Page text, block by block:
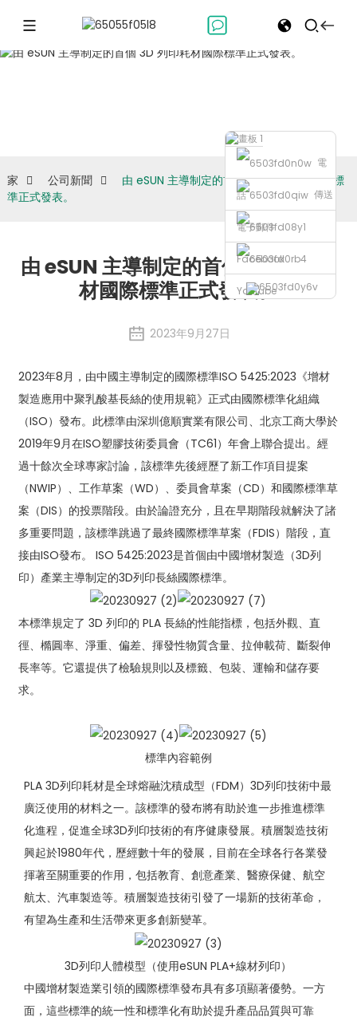
電
話 傳送
電子郵件
Facebook
Youtube
家 公司新聞
由 eSUN 主導制定的首個 3D 列印耗材國際標
準正式發表。
由 eSUN 主導制定的首個 3D 列印耗
材國際標準正式發表。
2023年9月27日
2023年8月，由中國主導制定的國際標準ISO 5425:2023《增材
製造應用中聚乳酸基長絲的使用規範》正式由國際標準化組織
（ISO）發布。此標準由深圳億順實業有限公司、北京工商大學於
2019年9月在ISO塑膠技術委員會（TC61）年會上聯合提出。經
過十餘次全球專家討論，該標準先後經歷了新工作項目提案
（NWIP）、工作草案（WD）、委員會草案（CD）和國際標準草
案（DIS）的投票階段。由於論證充分，且在早期階段就解決了諸
多重要問題，該標準跳過了最終國際標準草案（FDIS）階段，直
接由ISO發布。 ISO 5425:2023是首個由中國增材製造（3D列
印）產業主導制定的3D列印長絲國際標準。
本標準規定了 3D 列印的 PLA 長絲的性能指標，包括外觀、直
徑、橢圓率、淨重、偏差、揮發性物質含量、拉伸載荷、斷裂伸
長率等。它還提供了檢驗規則以及標籤、包裝、運輸和儲存要
求。
標準內容範例
PLA 3D列印耗材是全球熔融沈積成型（FDM）3D列印技術中最
廣泛使用的材料之一。該標準的發布將有助於進一步推進標準
化進程，促進全球3D列印技術的有序健康發展。積層製造技術
興起於1980年代，歷經數十年的發展，目前在全球各行各業發
揮著至關重要的作用，包括教育、創意產業、醫療保健、航空
航太、汽車製造等。積層製造技術引發了一場新的技術革命，
有望為生產和生活帶來更多創新變革。
3D列印人體模型（使用eSUN PLA+線材列印）
中國增材製造業引領的國際標準發布具有多項顯著優勢。一方
面，這些標準的統一性和標準化有助於提升產品品質與可靠